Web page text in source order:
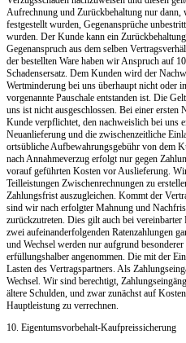
Aufrechnung und Zurückbehaltung nur dann,
festgestellt wurden, Gegenansprüche
wurden. Der Kunde kann ein
Gegenanspruch aus dem selben
der bestellten Ware haben wir Anspruch auf
Schadensersatz. Dem Kunden wird der
Wertminderung bei uns überhaupt nicht oder
vorgenannte Pauschale entstanden ist. Die
uns ist nicht ausgeschlossen. Bei einer ersten
Kunde verpflichtet, den nachweislich bei uns
Neuanlieferung und die zwischenzeitliche
ortsübliche Aufbewahrungsgebühr von dem
nach Annahmeverzug erfolgt nur gegen
vorauf geführten Kosten vor Auslieferung.
Teilleistungen Zwischenrechnungen zu
Zahlungsfrist auszugleichen. Kommt der
sind wir nach erfolgter Mahnung und
zurückzutreten. Dies gilt auch bei
zwei aufeinanderfolgenden Ratenzahlungen
und Wechsel werden nur aufgrund
erfüllungshalber angenommen. Die mit der
Lasten des Vertragspartners. Als
Wechsel. Wir sind berechtigt,
ältere Schulden, und zwar zunächst auf
Hauptleistung zu verrechnen.
10. Eigentumsvorbehalt-Kaufpreissicherung